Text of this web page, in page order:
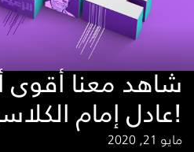
شاهد معنا أقوى
عادل إمام الكلاسيكية!
مايو 21, 2020